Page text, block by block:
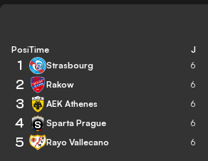
Posição
Time J
1 Strasbourg 6
2 Rakow 6
3 AEK Athenes 6
4 Sparta Prague 6
5 Rayo Vallecano 6